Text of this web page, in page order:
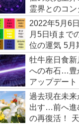
霊界とのコン
2022年5月6
月5日頃まで
位の運気 5月
運
牡牛座日食
への布石…豊
アップデート
過去現在未来
出す…前へ進
の再復活！